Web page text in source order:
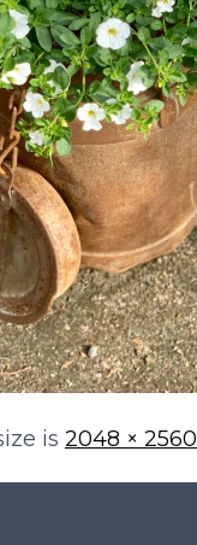
is 2048 × 2560